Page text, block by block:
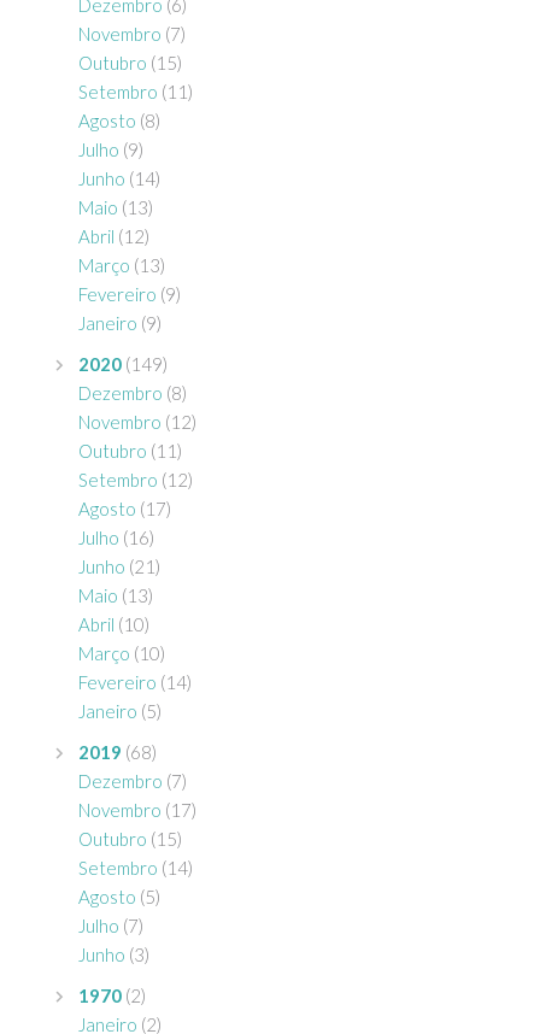
Dezembro (6)
Novembro (7)
Outubro (15)
Setembro (11)
Agosto (8)
Julho (9)
Junho (14)
Maio (13)
Abril (12)
Março (13)
Fevereiro (9)
Janeiro (9)
2020 (149)
Dezembro (8)
Novembro (12)
Outubro (11)
Setembro (12)
Agosto (17)
Julho (16)
Junho (21)
Maio (13)
Abril (10)
Março (10)
Fevereiro (14)
Janeiro (5)
2019 (68)
Dezembro (7)
Novembro (17)
Outubro (15)
Setembro (14)
Agosto (5)
Julho (7)
Junho (3)
1970 (2)
Janeiro (2)